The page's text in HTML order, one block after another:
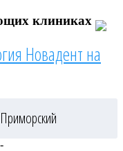
клиниках
Новадент на